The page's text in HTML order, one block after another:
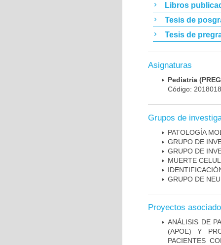
Libros
Tesis de
Tesis de
Asignaturas
Pediatría
Código:
Grupos de
PATOLOGÍA
GRUPO DE
GRUPO DE
MUERTE
GRUPO DE
Proyectos
ANÁLISIS DE
(APOE) Y
PACIENTES